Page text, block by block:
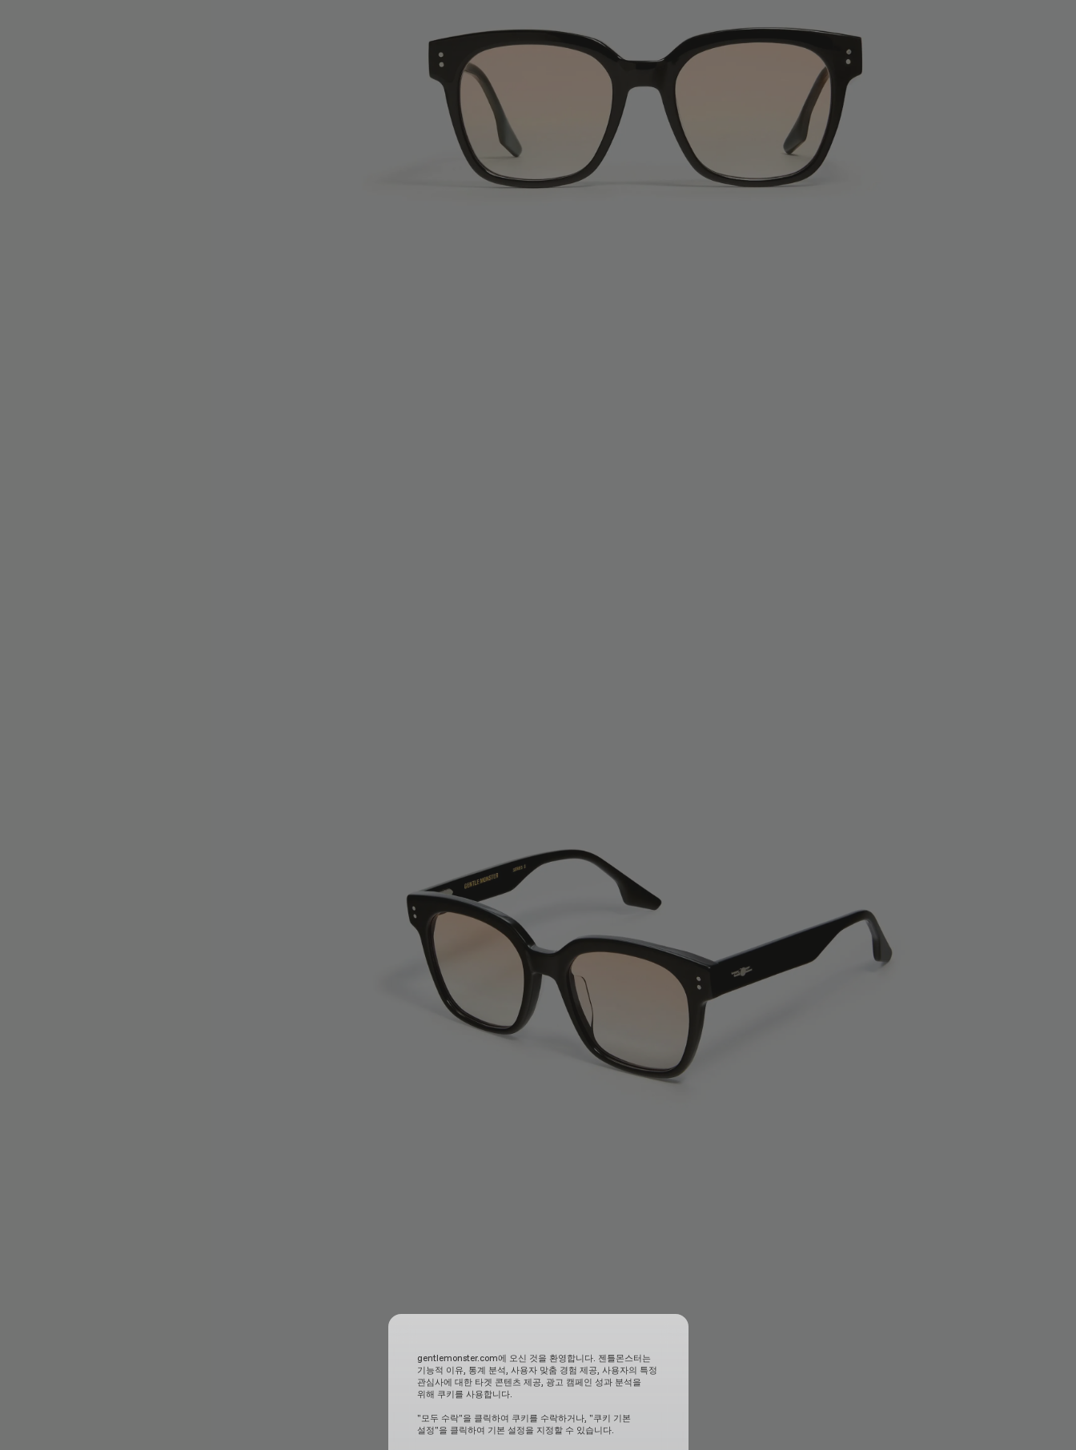
gentlemonster.com에 오신 것을 환영합니다. 젠틀몬스터는
기능적 이유, 통계 분석, 사용자 맞춤 경험 제공, 사용자의 특정
관심사에 대한 타겟 콘텐츠 제공, 광고 캠페인 성과 분석을
위해 쿠키를 사용합니다.
"모두 수락"을 클릭하여 쿠키를 수락하거나, "쿠키 기본
설정"을 클릭하여 기본 설정을 지정할 수 있습니다.